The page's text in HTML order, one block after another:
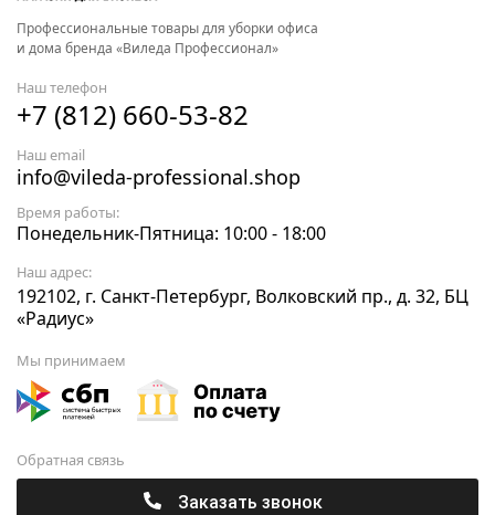
Профессиональные товары для уборки офиса
и дома бренда «Виледа Профессионал»
Наш телефон
+7 (812) 660-53-82
Наш email
info@vileda-professional.shop
Время работы:
Понедельник-Пятница: 10:00 - 18:00
Наш адрес:
192102, г. Санкт-Петербург, Волковский пр., д. 32, БЦ
«Радиус»
Мы принимаем
Обратная связь
Заказать звонок